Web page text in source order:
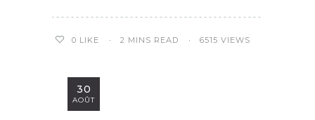
0 LIKE 2 MINS READ 6515 VIEWS
30
AOÛT